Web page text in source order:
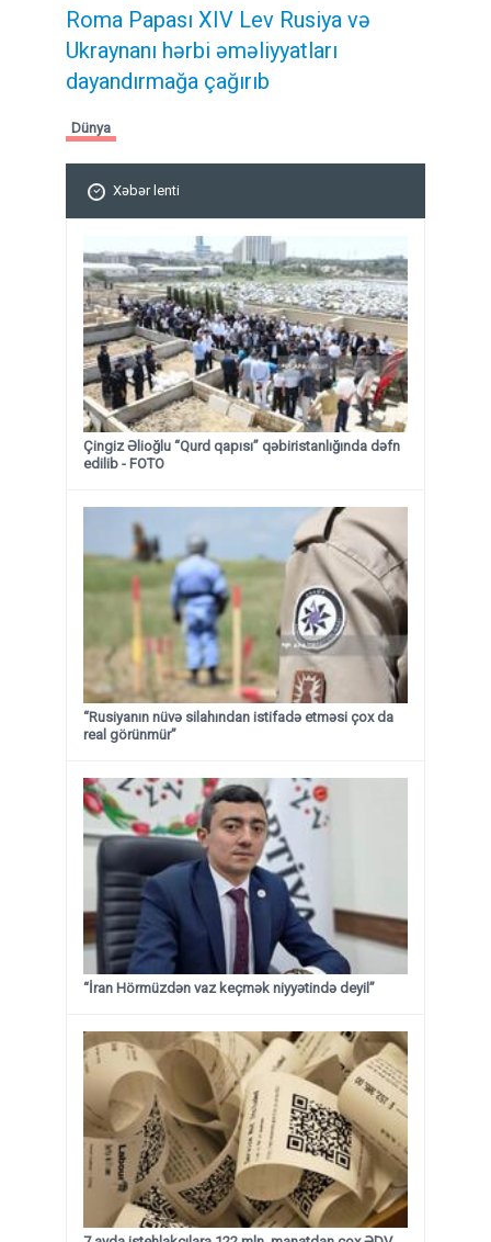
Roma Papası XIV Lev Rusiya və
Ukraynanı hərbi əməliyyatları
dayandırmağa çağırıb
Dünya
Xəbər lenti
Çingiz Əlioğlu “Qurd qapısı” qəbiristanlığında dəfn
edilib - FOTO
“Rusiyanın nüvə silahından istifadə etməsi çox da
real görünmür”
“İran Hörmüzdən vaz keçmək niyyətində deyil”